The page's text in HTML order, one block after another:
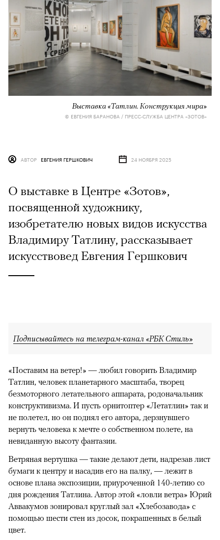
Выставка «Татлин. Конструкция мира»
© ЕВГЕНИЯ БАРАНОВА / ПРЕСС-СЛУЖБА ЦЕНТРА «ЗОТОВ»
АВТОР ЕВГЕНИЯ ГЕРШКОВИЧ 24 НОЯБРЯ 2025
О выставке в Центре «Зотов»,
посвященной художнику,
изобретателю новых видов искусства
Владимиру Татлину, рассказывает
искусствовед Евгения Гершкович
Подписывайтесь на телеграм-канал «РБК Стиль»
«Поставим на ветер!» — любил говорить Владимир
Татлин, человек планетарного масштаба, творец
безмоторного летательного аппарата, родоначальник
конструктивизма. И пусть орнитоптер «Летатлин» так и
не полетел, но он поднял его автора, дерзнувшего
вернуть человека к мечте о собственном полете, на
невиданную высоту фантазии.
Ветряная вертушка — такие делают дети, надрезав лист
бумаги к центру и насадив его на палку, — лежит в
основе плана экспозиции, приуроченной 140-летию со
дня рождения Татлина. Автор этой «ловли ветра» Юрий
Аввакумов зонировал круглый зал «Хлебозавода» с
помощью шести стен из досок, покрашенных в белый
цвет.